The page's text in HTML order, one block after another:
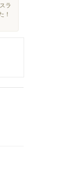
ラ
！